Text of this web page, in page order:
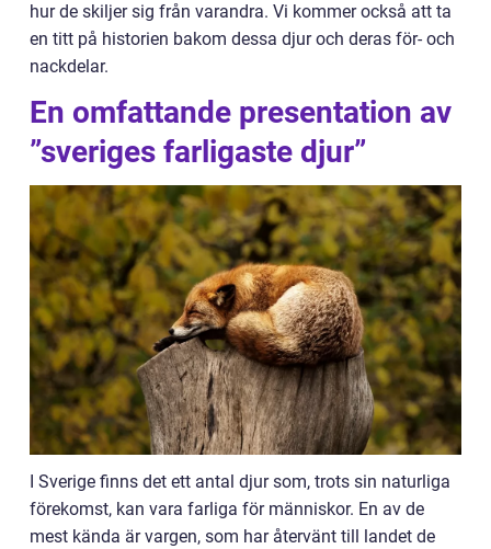
hur de skiljer sig från varandra. Vi kommer också att ta
en titt på historien bakom dessa djur och deras för- och
nackdelar.
En omfattande presentation av
”sveriges farligaste djur”
I Sverige finns det ett antal djur som, trots sin naturliga
förekomst, kan vara farliga för människor. En av de
mest kända är vargen, som har återvänt till landet de